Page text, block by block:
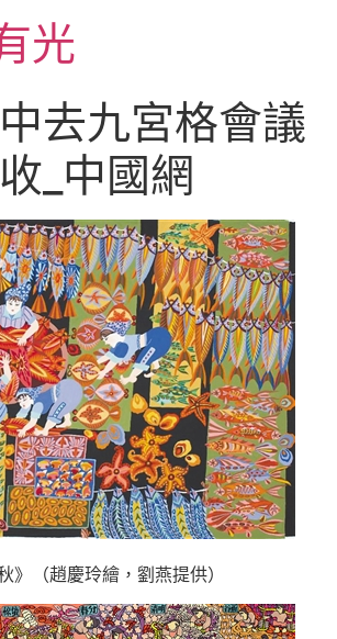
光
去九宮格會議
_中國網
（趙慶玲繪，劉燕提供）